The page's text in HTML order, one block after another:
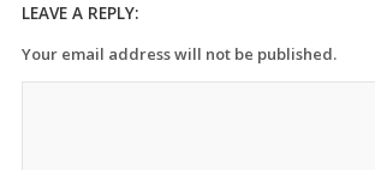
LEAVE A REPLY:
Your email address will not be published.